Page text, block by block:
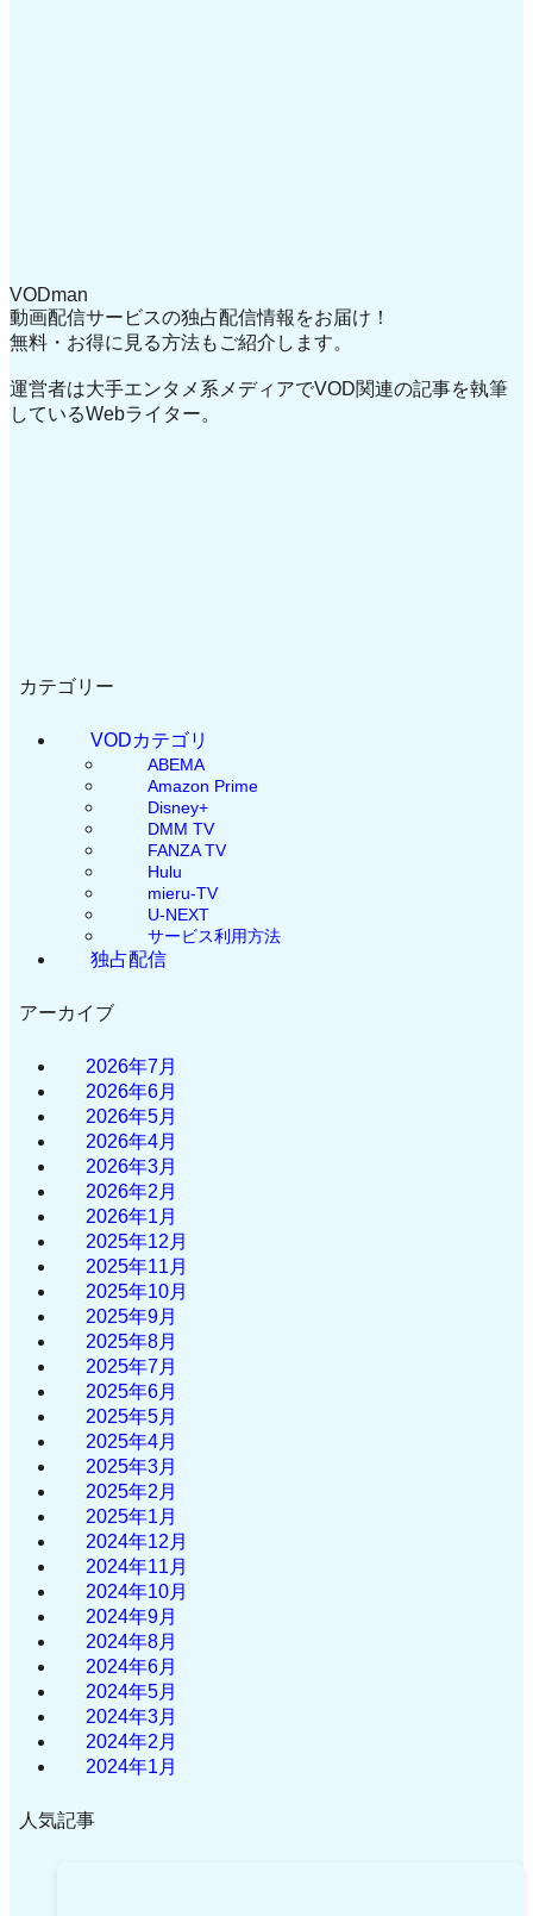
VODman
動画配信サービスの独占配信情報をお届け！
無料・お得に見る方法もご紹介します。
運営者は大手エンタメ系メディアでVOD関連の記事を執筆
しているWebライター。
カテゴリー
VODカテゴリ
ABEMA
Amazon Prime
Disney+
DMM TV
FANZA TV
Hulu
mieru-TV
U-NEXT
サービス利用方法
独占配信
アーカイブ
2026年7月
2026年6月
2026年5月
2026年4月
2026年3月
2026年2月
2026年1月
2025年12月
2025年11月
2025年10月
2025年9月
2025年8月
2025年7月
2025年6月
2025年5月
2025年4月
2025年3月
2025年2月
2025年1月
2024年12月
2024年11月
2024年10月
2024年9月
2024年8月
2024年6月
2024年5月
2024年3月
2024年2月
2024年1月
人気記事